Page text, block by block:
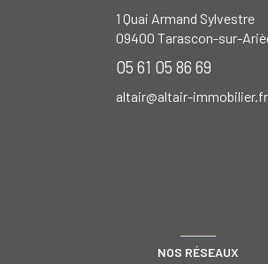
1 Quai Armand Sylvestre
09400 Tarascon-sur-
05 61 05 86 69
altair@altair-immobilier.fr
NOS RÉSEAUX